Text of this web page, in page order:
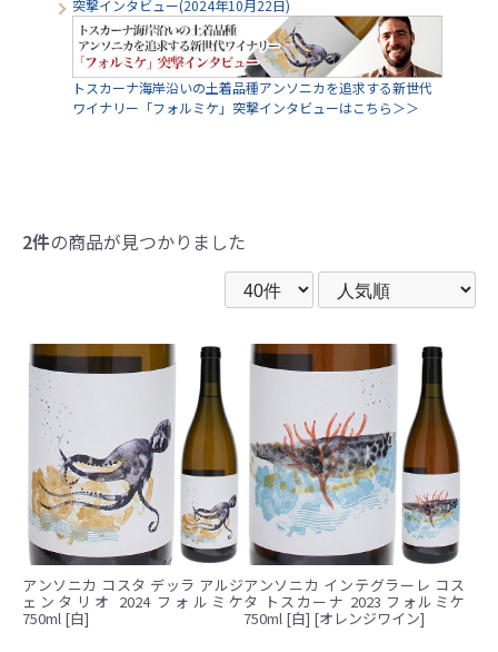
突撃インタビュー(2024年10月22日)
トスカーナ海岸沿いの土着品種アンソニカを追求する新世代
ワイナリー「フォルミケ」突撃インタビューはこちら＞＞
2件の商品が見つかりました
アンソニカ コスタ デッラ アルジ
ェンタリオ 2024 フォルミケ
750ml [白]
アンソニカ インテグラーレ コス
タ トスカーナ 2023 フォルミケ
750ml [白] [オレンジワイン]